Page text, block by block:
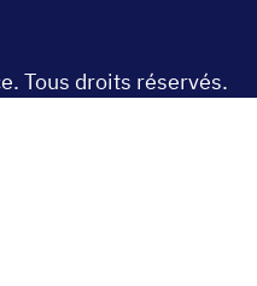
Tous droits réservés.